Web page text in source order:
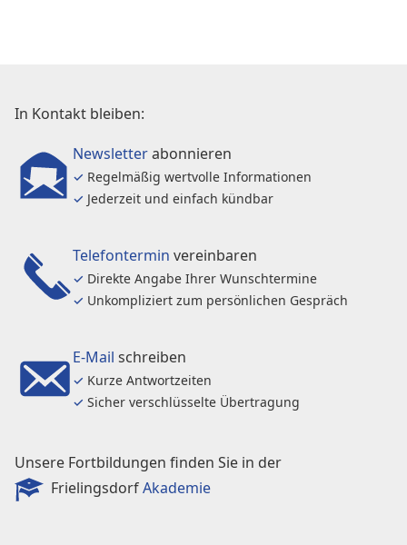
In Kontakt bleiben:
Newsletterabonnieren
✓ Regelmäßig wertvolle Informationen
✓ Jederzeit und einfach kündbar
Telefontermin vereinbaren
✓ Direkte Angabe Ihrer Wunschtermine
✓ Unkompliziert zum persönlichen Gespräch
E-Mail schreiben
✓ Kurze Antwortzeiten
✓ Sicher verschlüsselte Übertragung
Unsere Fortbildungen finden Sie in der
FrielingsdorfAkademie